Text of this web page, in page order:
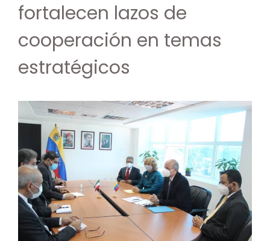
fortalecen lazos de
cooperación en temas
estratégicos